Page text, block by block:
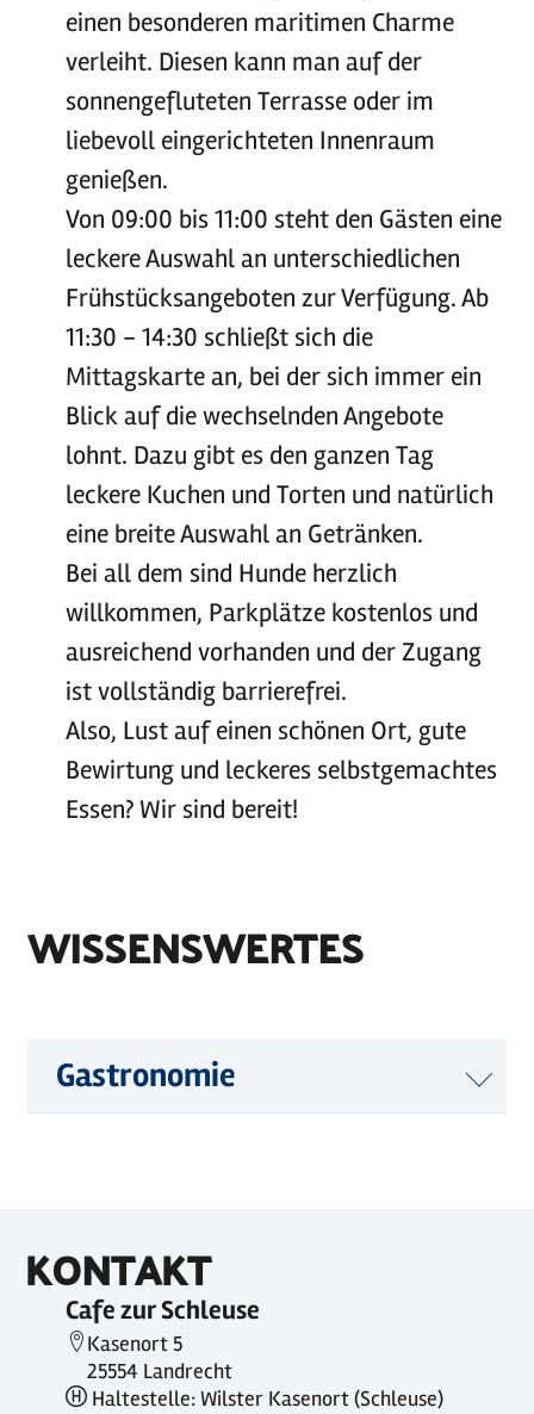
einen besonderen maritimen Charme
verleiht. Diesen kann man auf der
sonnengefluteten Terrasse oder im
liebevoll eingerichteten Innenraum
genießen.
Von 09:00 bis 11:00 steht den Gästen eine
leckere Auswahl an unterschiedlichen
Frühstücksangeboten zur Verfügung. Ab
11:30 - 14:30 schließt sich die
Mittagskarte an, bei der sich immer ein
Blick auf die wechselnden Angebote
lohnt. Dazu gibt es den ganzen Tag
leckere Kuchen und Torten und natürlich
eine breite Auswahl an Getränken.
Bei all dem sind Hunde herzlich
willkommen, Parkplätze kostenlos und
ausreichend vorhanden und der Zugang
ist vollständig barrierefrei.
Also, Lust auf einen schönen Ort, gute
Bewirtung und leckeres selbstgemachtes
Essen? Wir sind bereit!
WISSENSWERTES
Gastronomie
KONTAKT
Cafe zur Schleuse
Kasenort 5
25554 Landrecht
Haltestelle: Wilster Kasenort (Schleuse)